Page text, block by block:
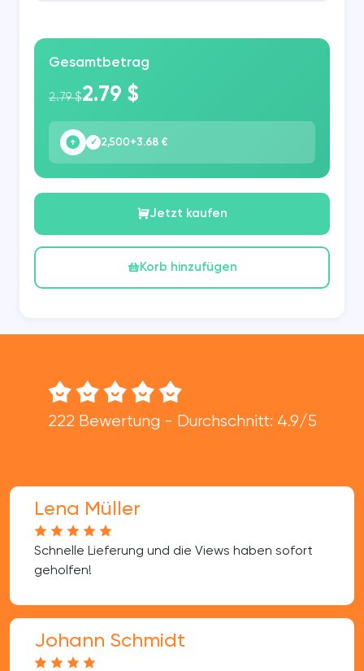
Gesamtbetrag
2.79 $2.79 $
✓ 2,500+3.68 €
Jetzt kaufen
Korb hinzufügen
222 Bewertung - Durchschnitt: 4.9/5
Lena Müller
Schnelle Lieferung und die Views haben sofort
geholfen!
Johann Schmidt